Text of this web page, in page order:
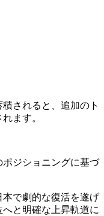
されると、追加のト
ます。
ジショニングに基づ
で劇的な復活を遂げ
と明確な上昇軌道に